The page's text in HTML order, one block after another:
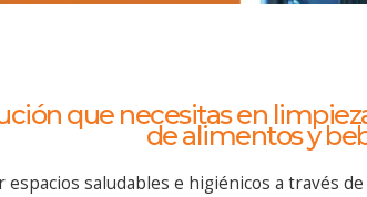
que necesitas en
de alimentos y
saludables e higiénicos a través